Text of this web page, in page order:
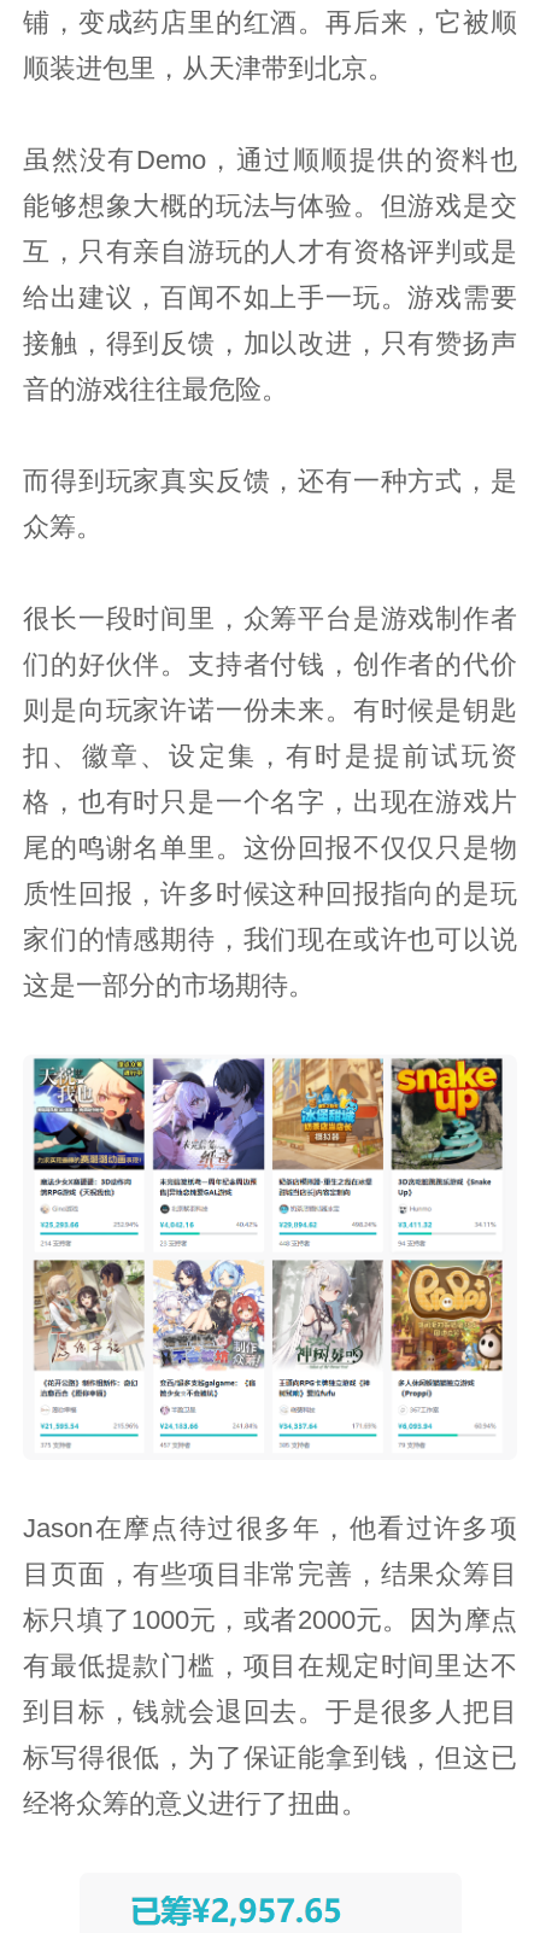
铺，变成药店里的红酒。再后来，它被顺
顺装进包里，从天津带到北京。
虽然没有Demo，通过顺顺提供的资料也
能够想象大概的玩法与体验。但游戏是交
互，只有亲自游玩的人才有资格评判或是
给出建议，百闻不如上手一玩。游戏需要
接触，得到反馈，加以改进，只有赞扬声
音的游戏往往最危险。
而得到玩家真实反馈，还有一种方式，是
众筹。
很长一段时间里，众筹平台是游戏制作者
们的好伙伴。支持者付钱，创作者的代价
则是向玩家许诺一份未来。有时候是钥匙
扣、徽章、设定集，有时是提前试玩资
格，也有时只是一个名字，出现在游戏片
尾的鸣谢名单里。这份回报不仅仅只是物
质性回报，许多时候这种回报指向的是玩
家们的情感期待，我们现在或许也可以说
这是一部分的市场期待。
Jason在摩点待过很多年，他看过许多项
目页面，有些项目非常完善，结果众筹目
标只填了1000元，或者2000元。因为摩点
有最低提款门槛，项目在规定时间里达不
到目标，钱就会退回去。于是很多人把目
标写得很低，为了保证能拿到钱，但这已
经将众筹的意义进行了扭曲。